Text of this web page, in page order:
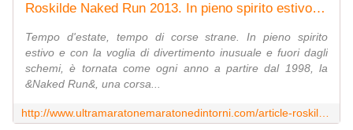
Roskilde Naked Run 2013. In pieno spirito estivo-festivo è tornata la "corsa nuda" nel cuore del Roskilde Festival - Ultramaratone, maratone e dintorni
Tempo d'estate, tempo di corse strane. In pieno spirito
estivo e con la voglia di divertimento inusuale e fuori dagli
schemi, è tornata come ogni anno a partire dal 1998, la
&Naked Run&, una corsa...